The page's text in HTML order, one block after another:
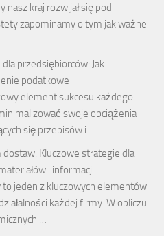
nasz kraj rozwijał się pod
zapominamy o tym jak ważne
przedsiębiorców: Jak
podatkowe
element sukcesu każdego
swoje obciążenia
się przepisów i …
dostaw: Kluczowe strategie dla
i informacji
to jeden z kluczowych elementów
każdej firmy. W obliczu
…